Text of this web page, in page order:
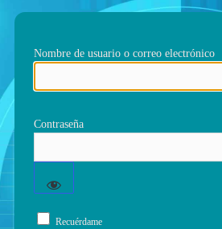
Nombre de usuario o correo electrónico
Contraseña
Recuérdame